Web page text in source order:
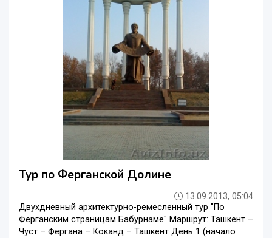
Тур по Ферганской Долине
13.09.2013, 05:04
Двухдневный архитектурно-ремесленный тур "По
Ферганским страницам Бабурнаме" Маршрут: Ташкент –
Чуст – Фергана – Коканд – Ташкент День 1 (начало